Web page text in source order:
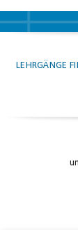
LEHRGÄNGE